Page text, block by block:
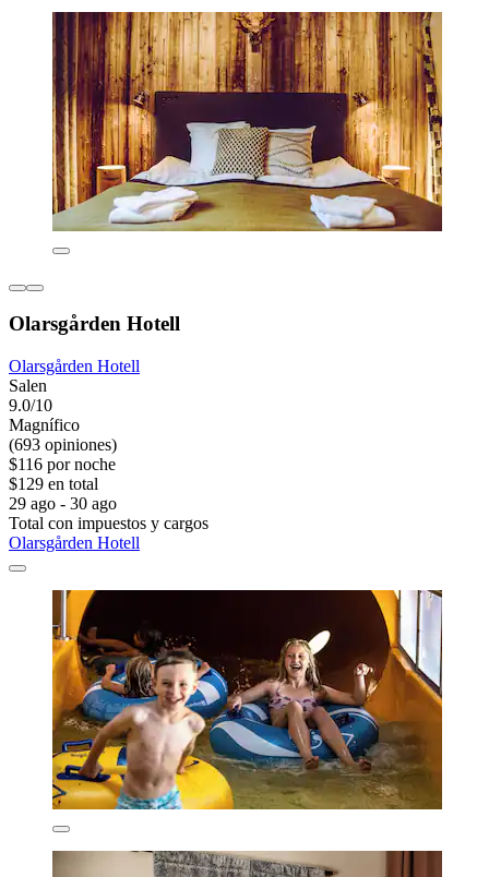
Olarsgården Hotell
Olarsgården Hotell
Salen
9.0/10
Magnífico
(693 opiniones)
$116 por noche
$129 en total
29 ago - 30 ago
Total con impuestos y cargos
Olarsgården Hotell